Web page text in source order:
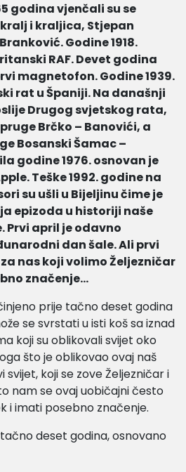
godina vjenčali su se
i kraljica, Stjepan
Godine 1918.
RAF. Devet godina
magnetofon. Godine 1939.
rat u Španiji. Na današnji
Drugog svjetskog rata,
Brčko – Banovići, a
Bosanski Šamac –
godine 1976. osnovan je
Teške 1992. godine na
su ušli u Bijeljinu čime je
epizoda u historiji naše
Prvi april je odavno
dan šale. Ali prvi
nas koji volimo Željezničar
značenje…
prije tačno deset godina
se svrstati u isti koš sa iznad
koji su oblikovali svijet oko
što je oblikovao ovaj naš
svijet, koji se zove Željezničar i
nam se ovaj uobičajni često
i imati posebno značenje.
deset godina, osnovano